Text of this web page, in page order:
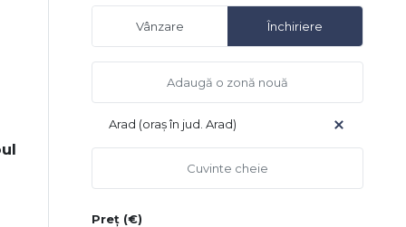
Vânzare Închiriere
Arad (oraș în jud. Arad)
Preț (€)